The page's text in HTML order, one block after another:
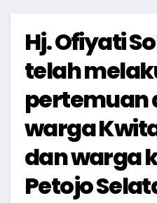
Hj. Ofiyati
telah
pertemuan
warga
dan warga
Petojo